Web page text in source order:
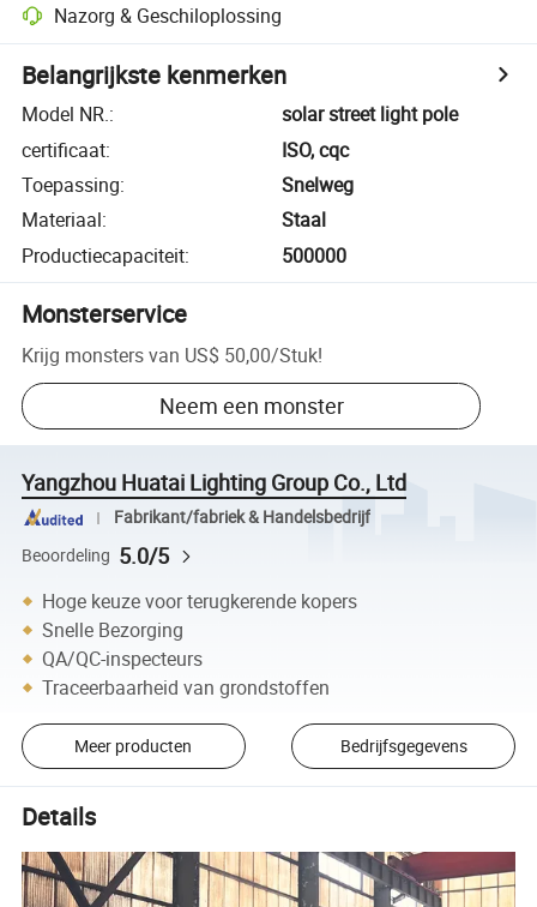
Nazorg & Geschiloplossing
Belangrijkste kenmerken
Model NR.:
solar street light pole
certificaat:
ISO, cqc
Toepassing:
Snelweg
Materiaal:
Staal
Productiecapaciteit: 500000
Monsterservice
Krijg monsters van US$ 50,00/Stuk!
Neem een monster
Yangzhou Huatai Lighting Group Co., Ltd
Fabrikant/fabriek & Handelsbedrijf
Beoordeling 5.0/5
Hoge keuze voor terugkerende kopers
Snelle Bezorging
QA/QC-inspecteurs
Traceerbaarheid van grondstoffen
Meer producten Bedrijfsgegevens
Details